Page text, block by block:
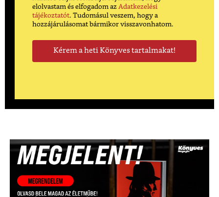
elolvastam és elfogadom az Adatkezelési
tájékoztatót. Tudomásul veszem, hogy a
hozzájárulásomat bármikor visszavonhatom.